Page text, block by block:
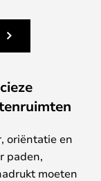
oriëntatie en
paden,
moeten